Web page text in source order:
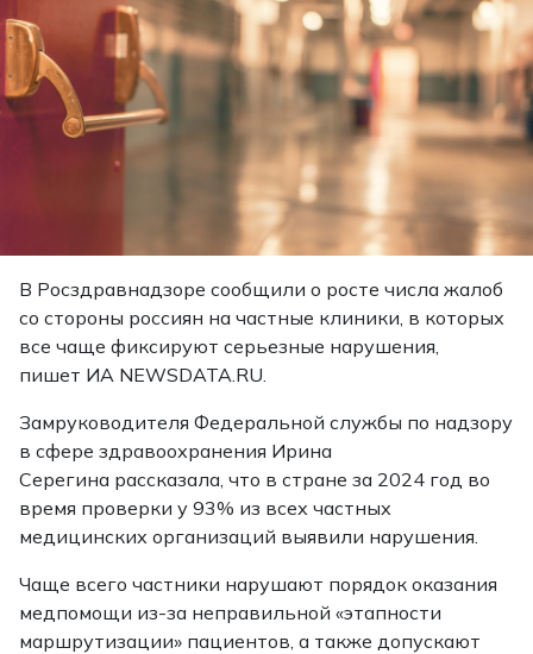
В Росздравнадзоре сообщили о росте числа жалоб
со стороны россиян на частные клиники, в которых
все чаще фиксируют серьезные нарушения,
пишет ИА NEWSDATA.RU.
Замруководителя Федеральной службы по надзору
в сфере здравоохранения Ирина
Серегина рассказала, что в стране за 2024 год во
время проверки у 93% из всех частных
медицинских организаций выявили нарушения.
Чаще всего частники нарушают порядок оказания
медпомощи из-за неправильной «этапности
маршрутизации» пациентов, а также допускают